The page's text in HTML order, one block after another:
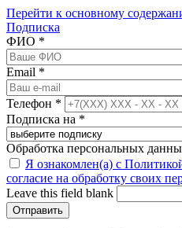
Перейти к основному
Подписка
ФИО *
Email *
Телефон *
Подписка на *
Обработка персональных
Я ознакомлен(а) с
согласие на обработку своих
Leave this field blank